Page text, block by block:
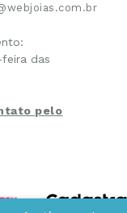
das
pelo